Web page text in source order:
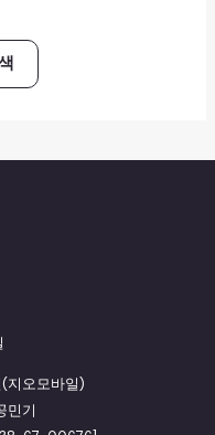
지오모바일)
민기